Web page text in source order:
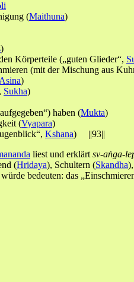
(Maithuna)
)
Körperteile („guten Glieder“,
(mit der Mischung aus
Asina)
Sukha)
haben (Mukta)
(Vyapara)
Kshana) ||93||
liest und erklärt sv-aṅga-
(Hridaya), Schultern (Skandha
würde bedeuten: das